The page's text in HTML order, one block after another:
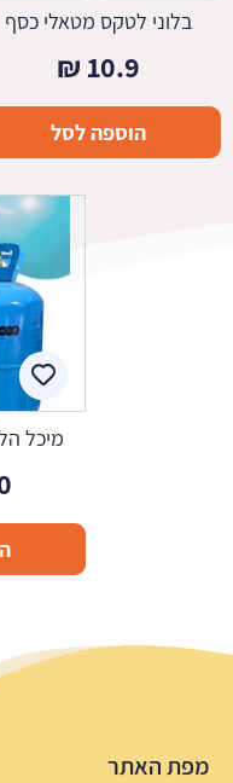
בלוני לטקס מטאלי כסף
10.9
₪
הוספה לסל
מיכל
מפת האתר